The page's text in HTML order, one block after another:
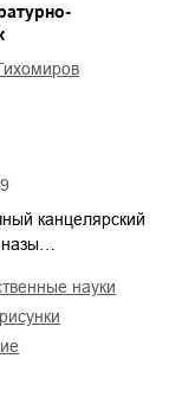
канцелярский
науки